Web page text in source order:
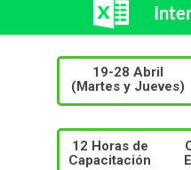
19-28 Abril
(Martes y Jueves)
12 Horas de
Capacitación